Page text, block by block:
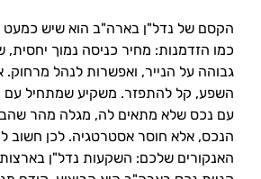
הקסם של נדל"ן בארה"ב הוא שיש כמעט
כמו הזדמנות: מחיר כניסה נמוך יחסית,
גבוהה על הנייר, ואפשרות לנהל מרחוק.
השפע, קל להתפזר. משקיע שמתחיל עם
עם נכס שלא מתאים לה, מגלה מהר
הנכס, אלא חוסר אסטרטגיה. לכן חשוב
האנקורים שלכם: השקעות נדל"ן בארצות